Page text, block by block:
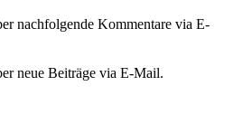
nachfolgende Kommentare via E-
neue Beiträge via E-Mail.